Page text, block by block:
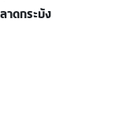
าดกระบัง